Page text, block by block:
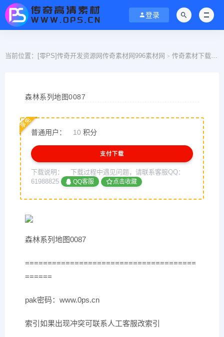
登录
当前位置： [零PS]传奇开发资源网传奇素材网996素材网 > 传奇素材下载
森林系列地图0087
普通用户： 10 积分
享免
支付下载
下载说明：
下载过程中遇见问题，请联系客服QQ：
61988825
QQ客服 点击收藏
森林系列地图0087
======================================
======
pak密码：www.0ps.cn
索引如果出现冲突可联系人工客服改索引